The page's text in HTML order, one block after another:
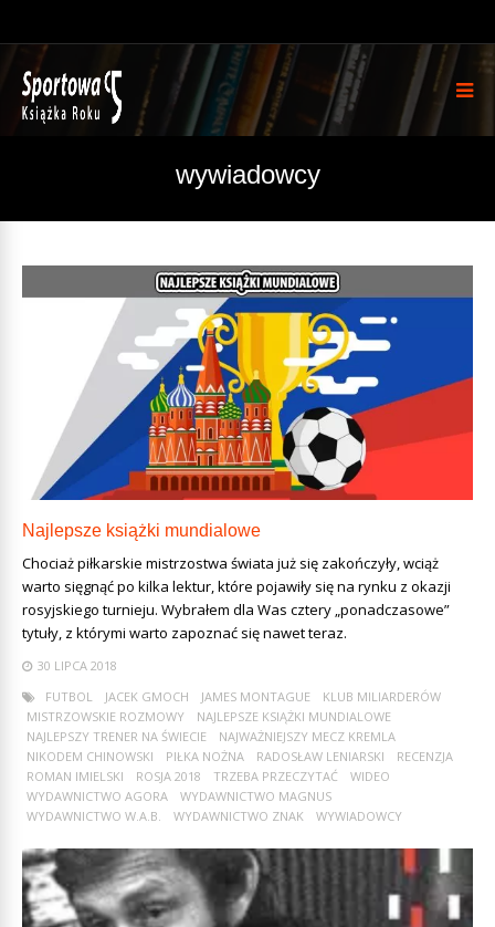
wywiadowcy
Najlepsze książki mundialowe
Chociaż piłkarskie mistrzostwa świata już się zakończyły, wciąż
warto sięgnąć po kilka lektur, które pojawiły się na rynku z okazji
rosyjskiego turnieju. Wybrałem dla Was cztery „ponadczasowe”
tytuły, z którymi warto zapoznać się nawet teraz.
30 LIPCA 2018
FUTBOL
JACEK GMOCH JAMES MONTAGUE
KLUB MILIARDERÓW
MISTRZOWSKIE ROZMOWY
NAJLEPSZE KSIĄŻKI MUNDIALOWE
NAJLEPSZY TRENER NA ŚWIECIE
NAJWAŻNIEJSZY MECZ KREMLA
NIKODEM CHINOWSKI
PIŁKA NOŻNA RADOSŁAW LENIARSKI
RECENZJA
ROMAN IMIELSKI
ROSJA 2018 TRZEBA PRZECZYTAĆ
WIDEO
WYDAWNICTWO AGORA
WYDAWNICTWO MAGNUS
WYDAWNICTWO W.A.B.
WYDAWNICTWO ZNAK WYWIADOWCY